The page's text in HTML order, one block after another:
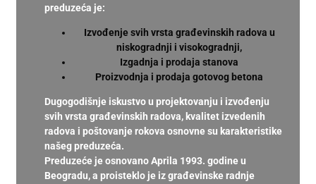
preduzeća je:
Izvođenje svih vrsta građevinskih radova u
niskogradnji i visokogradnji,
Izgadnja i prodaja stanova
Proizvodnja i prodaja gotovog betona
Dugogodišnje iskustvo u projektovanju i izvođenju
svih vrsta građevinskih radova, kvalitet izvedenih
radova i poštovanje rokova osnovne su karakteristike
našeg preduzeća.
Preduzeće je osnovano Aprila 1993. godine u
Beogradu, a proisteklo je iz građevinske radnje